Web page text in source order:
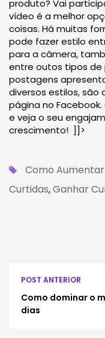
produto? Vai
vídeo é a melhor
coisas. Há muitas
pode fazer estilo
para a câmera,
entre outos tipos de
postagens
diversos estilos, são
página no
e veja o seu
crescimento! ]]>
Como
Curtidas,Ganhar
POST ANTERIOR
Como dominar o
dias